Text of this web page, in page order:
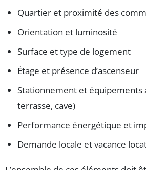
Quartier et proximité des
Orientation et luminosité
Surface et type de logement
Étage et présence d’ascenseur
Stationnement et équipements
terrasse, cave)
Performance énergétique et
Demande locale et vacance